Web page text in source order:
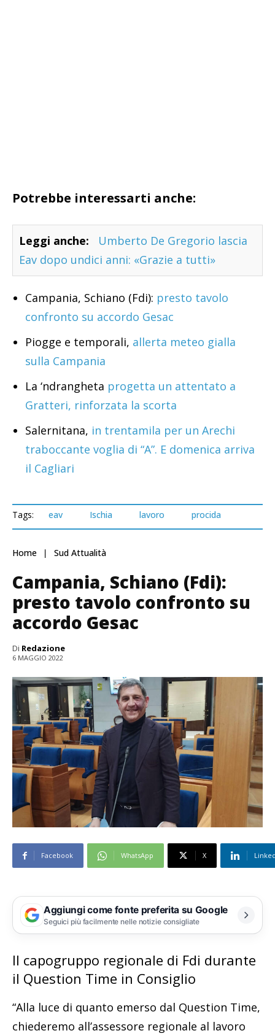
Potrebbe interessarti anche:
Leggi anche:
Umberto De Gregorio lascia
Eav dopo undici anni: «Grazie a tutti»
Campania, Schiano (Fdi): presto tavolo
confronto su accordo Gesac
Piogge e temporali, allerta meteo gialla
sulla Campania
La ‘ndrangheta progetta un attentato a
Gratteri, rinforzata la scorta
Salernitana, in trentamila per un Arechi
traboccante voglia di “A”. E domenica arriva
il Cagliari
Tags: eav Ischia lavoro procida
Home Sud Attualità
Campania, Schiano (Fdi):
presto tavolo confronto su
accordo Gesac
Di Redazione
6 MAGGIO 2022
Facebook WhatsApp X
Aggiungi come fonte preferita su Google
Seguici più facilmente nelle notizie consigliate
Il capogruppo regionale di Fdi durante
il Question Time in Consiglio
“Alla luce di quanto emerso dal Question Time,
chiederemo all’assessore regionale al lavoro